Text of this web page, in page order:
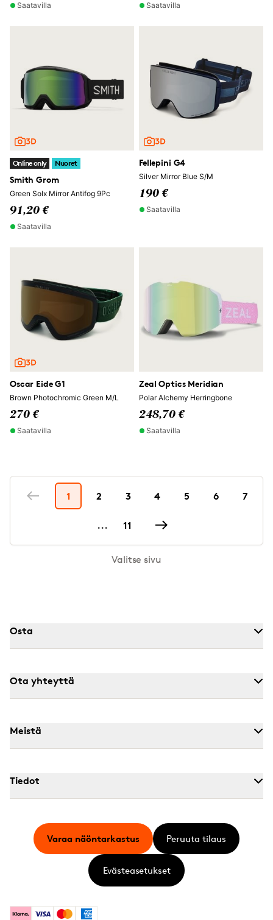
Saatavilla Saatavilla
Online only Nuoret
Smith Grom
Green Solx Mirror Antifog 9Pc
91,20 €
Saatavilla
Fellepini G4
Silver Mirror Blue S/M
190 €
Saatavilla
Oscar Eide G1
Brown Photochromic Green M/L
270 €
Saatavilla
Zeal Optics Meridian
Polar Alchemy Herringbone
248,70 €
Saatavilla
1 2 3 4 5 6 7
... 11
Valitse sivu
Osta
Ota yhteyttä
Meistä
Tiedot
KlarnaVisa MastercardAmerican Express
Varaa näöntarkastus Peruuta tilaus
Evästeasetukset